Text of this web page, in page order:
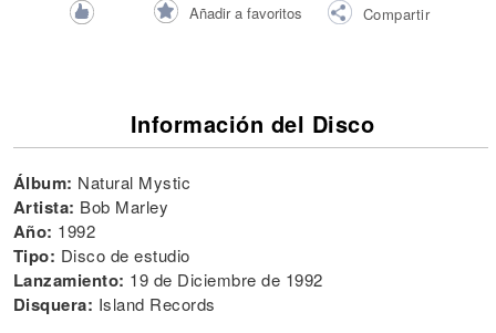
Añadir a favoritos Compartir
Información del Disco
Álbum: Natural Mystic
Artista: Bob Marley
Año: 1992
Tipo: Disco de estudio
Lanzamiento: 19 de Diciembre de 1992
Disquera: Island Records